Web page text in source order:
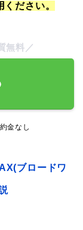
ださい。
無料／
金なし
ブロードワ